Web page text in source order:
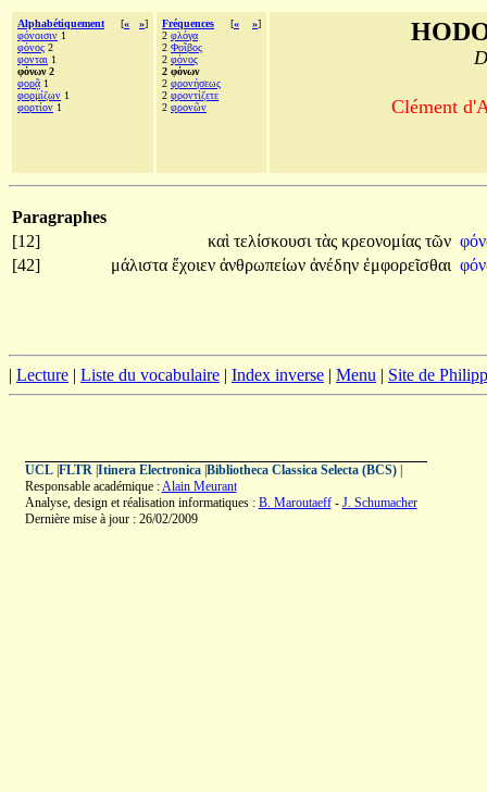
Alphabétiquement [« »]
φόνοισιν 1
φόνος 2
φονται 1
φόνων 2
φορᾷ 1
φορμίζων 1
φορτίον 1
Fréquences [« »]
2 φλόγα
2 Φοῖβος
2 φόνος
2 φόνων
2 φρονήσεως
2 φροντίζετε
2 φρονῶν Clément
Paragraphes
[12]
καὶ τελίσκουσι τὰς κρεονομίας τῶν
[42]
μάλιστα ἔχοιεν ἀνθρωπείων ἀνέδην ἐμφορεῖσθαι
| Lecture | Liste du vocabulaire | Index inverse | Menu | Site de
UCL| FLTR| Itinera Electronica| Bibliotheca Classica Selecta (BCS)|
Responsable académique :Alain Meurant
Analyse, design et réalisation informatiques : B. Maroutaeff- J. Schumacher
Dernière mise à jour : 26/02/2009